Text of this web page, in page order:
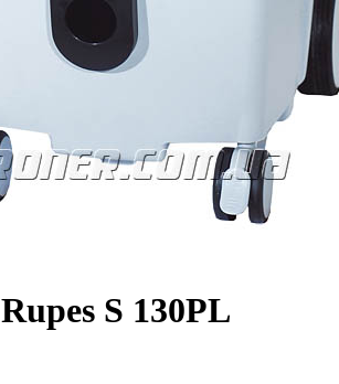
S 130PL